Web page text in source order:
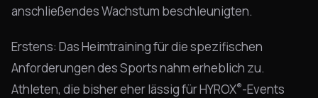
anschließendes Wachstum beschleunigten.
Erstens: Das Heimtraining für die spezifischen
Anforderungen des Sports nahm erheblich zu.
Athleten, die bisher eher lässig für HYROX®-Events